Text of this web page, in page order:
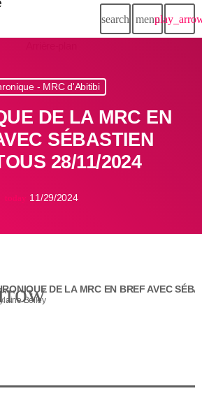
search menu
- MRC d'Abitibi
DE LA MRC EN
SÉBASTIEN
28/11/2024
today 11/29/2024
Belley